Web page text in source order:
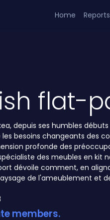
Home Reports
flat-
depuis ses humbles
besoins changeants
profonde des
des meubles en
dévoile comment, en
de l'ameublement et
members.